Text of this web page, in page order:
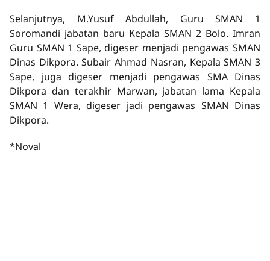
Selanjutnya, M.Yusuf Abdullah, Guru SMAN 1
Soromandi jabatan baru Kepala SMAN 2 Bolo. Imran
Guru SMAN 1 Sape, digeser menjadi pengawas SMAN
Dinas Dikpora. Subair Ahmad Nasran, Kepala SMAN 3
Sape, juga digeser menjadi pengawas SMA Dinas
Dikpora dan terakhir Marwan, jabatan lama Kepala
SMAN 1 Wera, digeser jadi pengawas SMAN Dinas
Dikpora.
*Noval